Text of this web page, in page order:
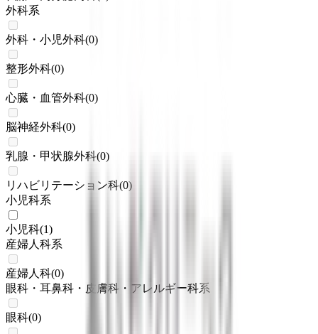
外科系
外科・小児外科(0)
整形外科(0)
心臓・血管外科(0)
脳神経外科(0)
乳腺・甲状腺外科(0)
リハビリテーション科(0)
小児科系
小児科(1)
産婦人科系
産婦人科(0)
眼科・耳鼻科・皮膚科・アレルギー科系
眼科(0)